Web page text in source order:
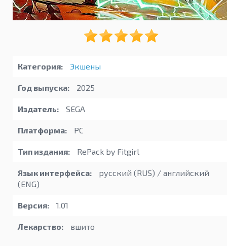
Категория: Экшены
Год выпуска: 2025
Издатель: SEGA
Платформа: PC
Тип издания: RePack by Fitgirl
Язык интерфейса:
русский (RUS) / английский
(ENG)
Версия: 1.01
Лекарство: вшито